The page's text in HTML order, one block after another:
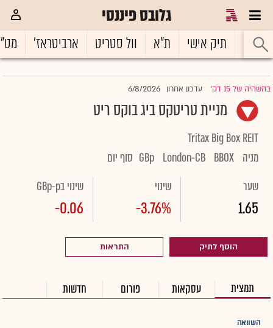
גלובס פיננסי
ראשי תיק אישי ת"א וול סטריט ארביטראז'
בהשהיה של 15 דק' |עדכון אחרון 6/8/2026
מניית טריטקס ביג בוקס ריט
Tritax Big Box REIT
מניה BBOX
London-CB
GBp סוף יום
שער
1.65
שינוי
-3.76%
שינוי בGBp-p
-0.06
הוסף לתיק התראות
תמצית עסקאות פורום חדשות
השוואה